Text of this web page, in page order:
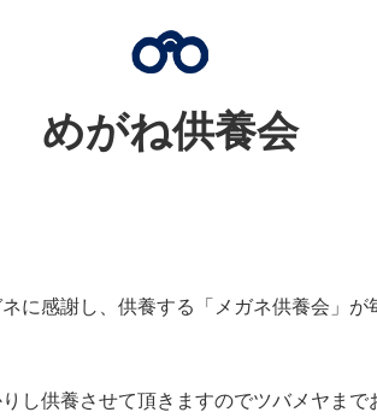
めがね供養会
に感謝し、供養する「メガネ供養会」
し供養させて頂きますのでツバメヤまで